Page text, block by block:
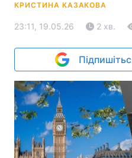
КРИСТИНА КАЗАКОВА
23:11, 19.05.26 2 хв.